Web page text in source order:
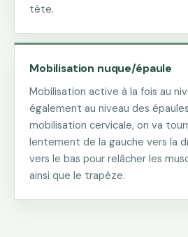
tête.
Mobilisation nuque/épaule
Mobilisation active à la fois au
également au niveau des
mobilisation cervicale, on va
lentement de la gauche vers la
vers le bas pour relâcher les
ainsi que le trapèze.